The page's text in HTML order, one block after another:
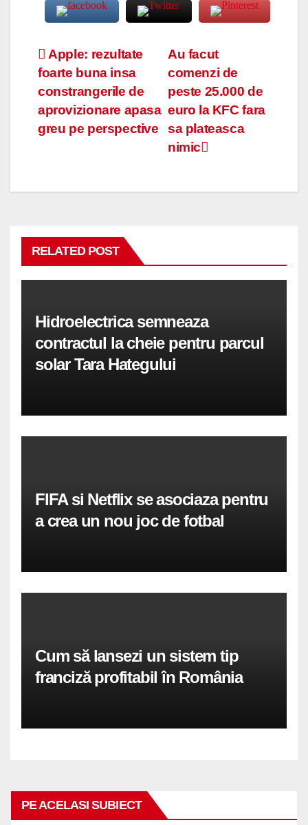
Navigare
în
articole
Au facut
comenzi de
peste 25.000 de
euro la KFC fara
sa plateasca
nimic
Apple: rezultate
foarte buna insa
constrangerile de
aprovizionare apasa
greu pe perspective
RELATED POST
Hidroelectrica semneaza
contractul la cheie pentru parcul
solar Tara Hategului
FIFA si Netflix se asociaza pentru
a crea un nou joc de fotbal
Cum să lansezi un sistem tip
franciză profitabil în România
PE ACELASI SUBIECT